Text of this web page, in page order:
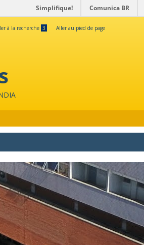
Simplifique! Comunica BR
à la recherche 3
Aller au pied de page